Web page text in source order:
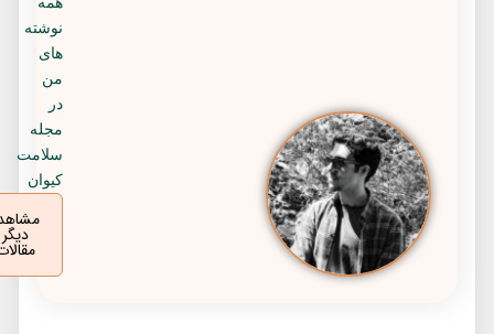
نوشته
سلامت
کیوان
مشاهده
مقالات